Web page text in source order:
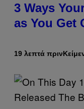
3 Ways
as You Get
19 λεπτά πριν